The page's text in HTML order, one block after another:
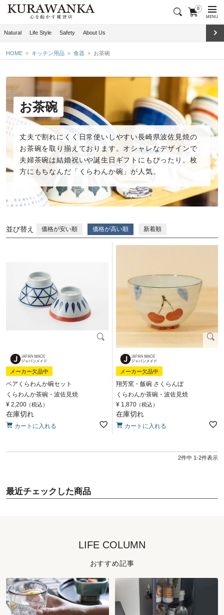
0
MENU
Natural Life Style Safety About Us
HOME キッチン用品 食器 お茶碗
お茶碗
丈夫で割れにくく日常使いしやすい長崎県波佐見焼の
お茶碗を取り揃えております。オシャレなデザインで
夫婦茶碗は結婚祝いや誕生日ギフトにもぴったり。枚
方にもちなんだ「くらわんか碗」が人気。
並び替え 価格が安い順 価格が高い順 新着順
メーカー欠品中
ペアくらわんか碗セット
くらわんか茶碗・波佐見焼
¥ 2,200 税込
在庫切れ
カートに入れる
メーカー欠品中
翔芳窯・飯碗 さくらんぼ
くらわんか茶碗・波佐見焼
¥ 1,870 税込
在庫切れ
カートに入れる
2件中 1 -2件表示
最近チェックした商品
LIFE COLUMN
おすすめ記事